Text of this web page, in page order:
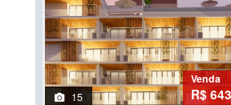
15
Venda
R$